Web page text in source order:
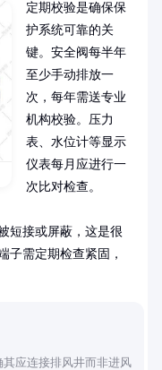
定期校验是确保保
护系统可靠的关
键。安全阀每半年
至少手动排放一
次，每年需送专业
机构校验。压力
表、水位计等显示
仪表每月应进行一
次比对检查。
短接或屏蔽，这是很
子需定期检查紧固，
应连接排风井而非进风